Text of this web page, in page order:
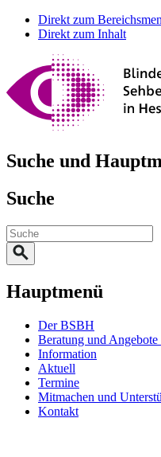
Direkt zum
Direkt zum Inhalt
Suche und
Suche
Hauptmenü
Der BSBH
Beratung und Angebote
Information
Aktuell
Termine
Mitmachen und
Kontakt